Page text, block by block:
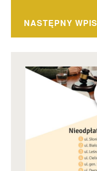
NASTĘPNY WPIS